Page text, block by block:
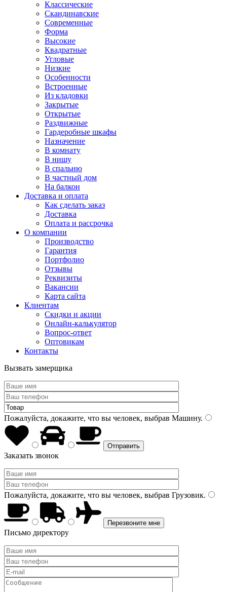
Классические
Скандинавские
Современные
Форма
Высокие
Квадратные
Угловые
Низкие
Особенности
Встроенные
Из кладовки
Закрытые
Открытые
Раздвижные
Гардеробные шкафы
Назначение
В комнату
В нишу
В спальню
В частный дом
На балкон
Доставка и оплата
Как сделать заказ
Доставка
Оплата и рассрочка
О компании
Производство
Гарантия
Портфолио
Отзывы
Реквизиты
Вакансии
Карта сайта
Клиентам
Скидки и акции
Онлайн-калькулятор
Вопрос-ответ
Оптовикам
Контакты
Вызвать замерщика
Пожалуйста, докажите, что вы человек, выбрав Машину.
Заказать звонок
Пожалуйста, докажите, что вы человек, выбрав Грузовик.
Письмо директору